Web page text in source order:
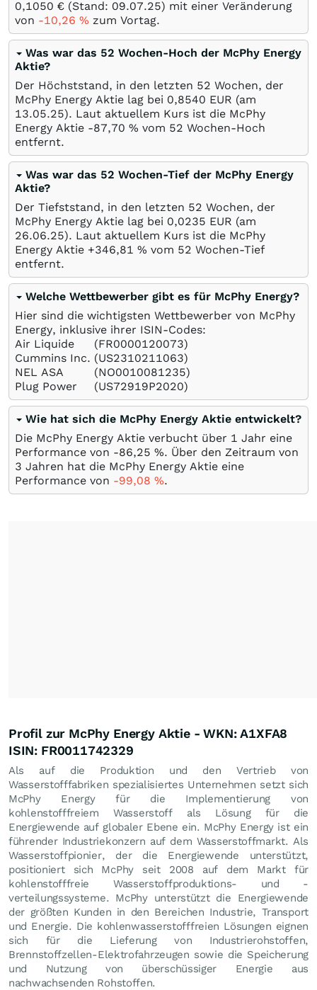
0,1050 € (Stand: 09.07.25) mit einer Veränderung
von -10,26 % zum Vortag.
Was war das 52 Wochen-Hoch der McPhy Energy
Aktie?
Der Höchststand, in den letzten 52 Wochen, der
McPhy Energy Aktie lag bei 0,8540 EUR (am
13.05.25). Laut aktuellem Kurs ist die McPhy
Energy Aktie -87,70 % vom 52 Wochen-Hoch
entfernt.
Was war das 52 Wochen-Tief der McPhy Energy
Aktie?
Der Tiefststand, in den letzten 52 Wochen, der
McPhy Energy Aktie lag bei 0,0235 EUR (am
26.06.25). Laut aktuellem Kurs ist die McPhy
Energy Aktie +346,81 % vom 52 Wochen-Tief
entfernt.
Welche Wettbewerber gibt es für McPhy Energy?
Hier sind die wichtigsten Wettbewerber von McPhy
Energy, inklusive ihrer ISIN-Codes:
Air Liquide
(FR0000120073)
Cummins Inc. (US2310211063)
NEL ASA
(NO0010081235)
Plug Power
(US72919P2020)
Wie hat sich die McPhy Energy Aktie entwickelt?
Die McPhy Energy Aktie verbucht über 1 Jahr eine
Performance von -86,25 %. Über den Zeitraum von
3 Jahren hat die McPhy Energy Aktie eine
Performance von -99,08 %.
Profil zur McPhy Energy Aktie - WKN: A1XFA8
ISIN: FR0011742329
Als auf die Produktion und den Vertrieb von
Wasserstofffabriken spezialisiertes Unternehmen setzt sich
McPhy Energy für die Implementierung von
kohlenstofffreiem Wasserstoff als Lösung für die
Energiewende auf globaler Ebene ein. McPhy Energy ist ein
führender Industriekonzern auf dem Wasserstoffmarkt. Als
Wasserstoffpionier, der die Energiewende unterstützt,
positioniert sich McPhy seit 2008 auf dem Markt für
kohlenstofffreie Wasserstoffproduktions- und -
verteilungssysteme. McPhy unterstützt die Energiewende
der größten Kunden in den Bereichen Industrie, Transport
und Energie. Die kohlenwasserstofffreien Lösungen eignen
sich für die Lieferung von Industrierohstoffen,
Brennstoffzellen-Elektrofahrzeugen sowie die Speicherung
und Nutzung von überschüssiger Energie aus
nachwachsenden Rohstoffen.